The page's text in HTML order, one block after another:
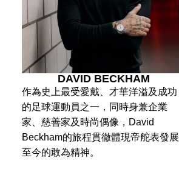
DAVID BECKHAM
作為史上最受愛戴、才華洋溢及成功
的足球運動員之一，同時身兼企業
家、慈善家及時尚偶像，David
Beckham的旅程貫徹體現帝舵表發展
至今的敢為精神。